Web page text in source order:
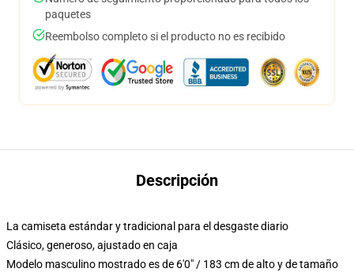
paquetes
Reembolso completo si el producto no es recibido
Descripción
La camiseta estándar y tradicional para el desgaste diario
Clásico, generoso, ajustado en caja
Modelo masculino mostrado es de 6'0" / 183 cm de alto y de tamaño